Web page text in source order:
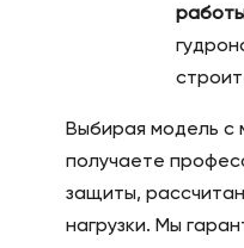
Выбирая модель с
получаете
защиты,
нагрузки. Мы